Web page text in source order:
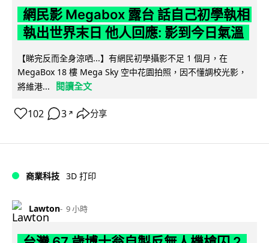
網民影 Megabox 露台 話自己初學執相
執出世界末日 他人回應: 影到今日氣溫
【睇完反而全身涼哂...】有網民初學攝影不足 1 個月，在
MegaBox 18 樓 Mega Sky 空中花園拍照，因不懂調校光影，
將維港...
閱讀全文
102 3 ↗ 分享
商業科技 3D 打印
Lawton 9 小時